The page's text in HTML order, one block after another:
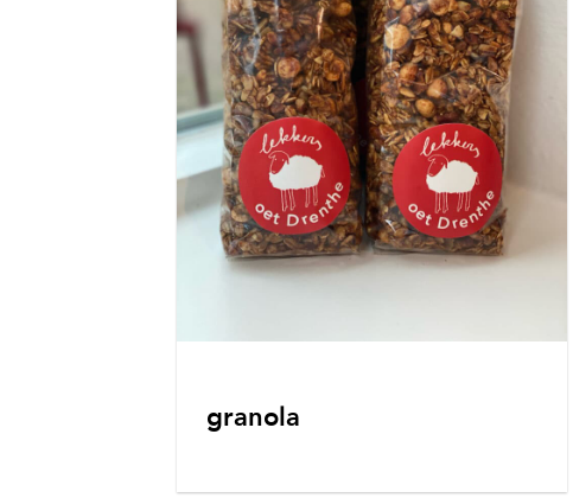
granola